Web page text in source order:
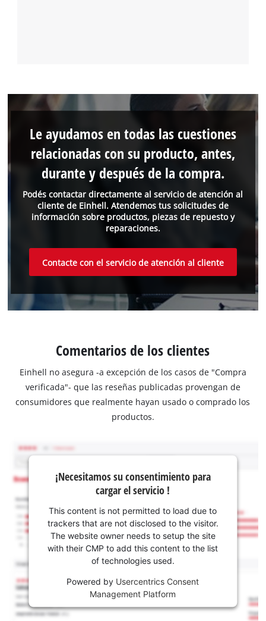
Podés contactar directamente al servicio de atención al
cliente de Einhell. Atendemos tus solicitudes de
información sobre productos, piezas de repuesto y
reparaciones.
Le ayudamos en todas las cuestiones
relacionadas con su producto, antes,
durante y después de la compra.
Contacte con el servicio de atención al cliente
Comentarios de los clientes
Einhell no asegura -a excepción de los casos de "Compra
verificada"- que las reseñas publicadas provengan de
consumidores que realmente hayan usado o comprado los
productos.
¡Necesitamos su consentimiento para
cargar el servicio !
This content is not permitted to load due to
trackers that are not disclosed to the visitor.
The website owner needs to setup the site
with their CMP to add this content to the list
of technologies used.
Powered by Usercentrics Consent
Management Platform